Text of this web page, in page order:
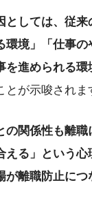
としては、従
環境」「仕事
を進められる
とが示唆されま
の関係性も離
える」という
が離職防止に